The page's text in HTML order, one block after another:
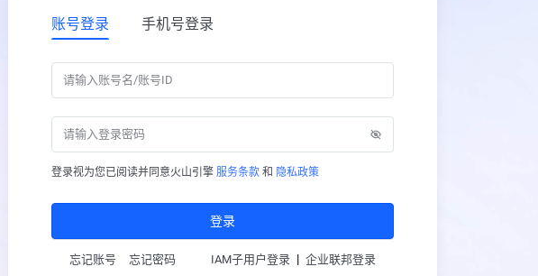
账号登录 手机号登录
登录视为您已阅读并同意火山引擎 服务条款 和 隐私政策
登录
忘记账号 忘记密码 IAM子用户登录 | 企业联邦登录